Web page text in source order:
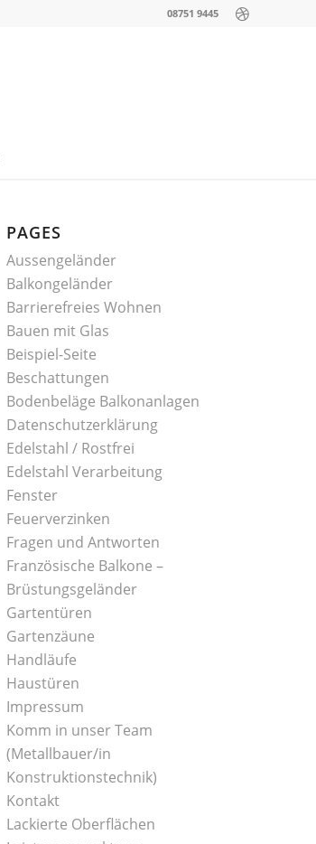
08751 9445
PAGES
Aussengeländer
Balkongeländer
Barrierefreies Wohnen
Bauen mit Glas
Beispiel-Seite
Beschattungen
Bodenbeläge Balkonanlagen
Datenschutzerklärung
Edelstahl / Rostfrei
Edelstahl Verarbeitung
Fenster
Feuerverzinken
Fragen und Antworten
Französische Balkone –
Brüstungsgeländer
Gartentüren
Gartenzäune
Handläufe
Haustüren
Impressum
Komm in unser Team
(Metallbauer/in
Konstruktionstechnik)
Kontakt
Lackierte Oberflächen